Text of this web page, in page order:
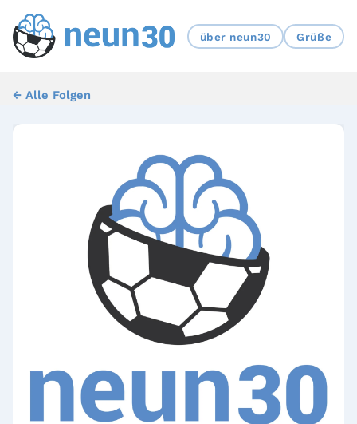
über neun30 Grüße
← Alle Folgen